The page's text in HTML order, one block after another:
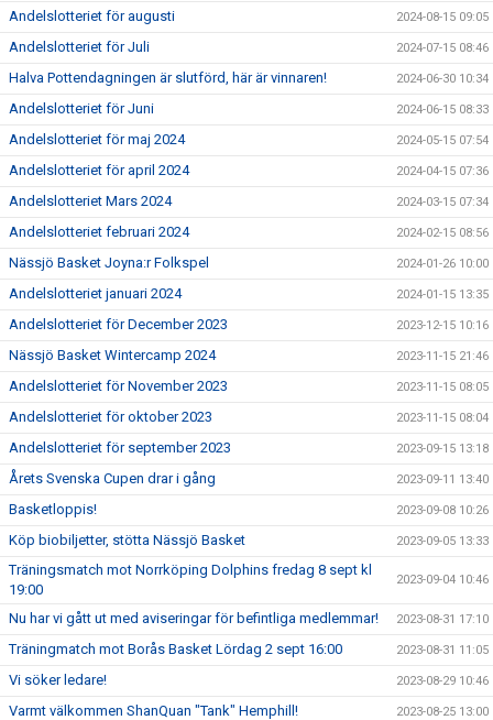
Andelslotteriet för augusti 2024-08-15 09:05
Andelslotteriet för Juli 2024-07-15 08:46
Halva Pottendagningen är slutförd, här är vinnaren! 2024-06-30 10:34
Andelslotteriet för Juni 2024-06-15 08:33
Andelslotteriet för maj 2024 2024-05-15 07:54
Andelslotteriet för april 2024 2024-04-15 07:36
Andelslotteriet Mars 2024 2024-03-15 07:34
Andelslotteriet februari 2024 2024-02-15 08:56
Nässjö Basket Joyna:r Folkspel 2024-01-26 10:00
Andelslotteriet januari 2024 2024-01-15 13:35
Andelslotteriet för December 2023 2023-12-15 10:16
Nässjö Basket Wintercamp 2024 2023-11-15 21:46
Andelslotteriet för November 2023 2023-11-15 08:05
Andelslotteriet för oktober 2023 2023-11-15 08:04
Andelslotteriet för september 2023 2023-09-15 13:18
Årets Svenska Cupen drar i gång 2023-09-11 13:40
Basketloppis! 2023-09-08 10:26
Köp biobiljetter, stötta Nässjö Basket 2023-09-05 13:33
Träningsmatch mot Norrköping Dolphins fredag 8 sept kl
19:00
2023-09-04 10:46
Nu har vi gått ut med aviseringar för befintliga medlemmar! 2023-08-31 17:10
Träningmatch mot Borås Basket Lördag 2 sept 16:00 2023-08-31 11:05
Vi söker ledare! 2023-08-29 10:46
Varmt välkommen ShanQuan "Tank" Hemphill! 2023-08-25 13:00